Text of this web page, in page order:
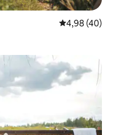
Évaluation
4,98 (40)